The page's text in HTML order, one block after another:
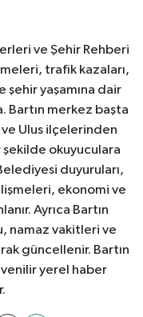
ve Şehir Rehberi
trafik kazaları,
yaşamına dair
Bartın merkez başta
Ulus ilçelerinden
şekilde okuyuculara
duyuruları,
ekonomi ve
Ayrıca Bartın
namaz vakitleri ve
güncellenir. Bartın
yerel haber